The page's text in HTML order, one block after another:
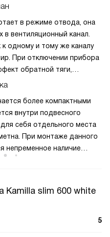
в режиме отвода, она
в вентиляционный канал.
одному и тому же каналу
При отключении прибора
обратной тяги,
поступить загрязненный
соседей. Кроме
канала на кухню
полезна и для частных
попасть в помещение
и вредным насекомым.
более компактными
внутри подвесного
себя отдельного места
При монтаже данного
непременное наличие
slim 600 white
5